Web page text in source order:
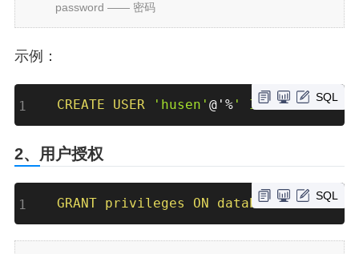
password —— 密码
示例：
SQL
CREATE USER 'husen'@'% ' IDENTIFIED
2、用户授权
SQL
GRANT privileges ON database.table TO